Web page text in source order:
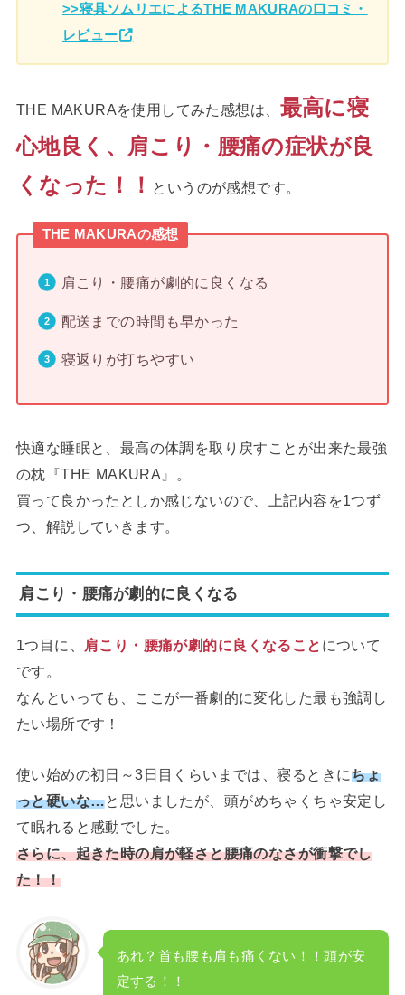
>>寝具ソムリエによるTHE MAKURAの口コミ・
レビュー
THE MAKURAを使用してみた感想は、 最高に寝
心地良く、肩こり・腰痛の症状が良
くなった！！
というのが感想です。
THE MAKURAの感想
肩こり・腰痛が劇的に良くなる
配送までの時間も早かった
寝返りが打ちやすい
快適な睡眠と、最高の体調を取り戻すことが出来た最強
の枕『THE MAKURA』。
買って良かったとしか感じないので、上記内容を1つず
つ、解説していきます。
肩こり・腰痛が劇的に良くなる
1つ目に、 肩こり・腰痛が劇的に良くなること について
です。
なんといっても、ここが一番劇的に変化した最も強調し
たい場所です！
使い始めの初日～3日目くらいまでは、寝るときにちょ
っと硬いな…と思いましたが、頭がめちゃくちゃ安定し
て眠れると感動でした。
さらに、起きた時の肩が軽さと腰痛のなさが衝撃でし
た！！
あれ？首も腰も肩も痛くない！！頭が安
定する！！